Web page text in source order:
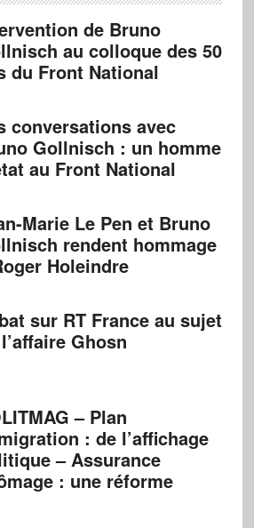
de Bruno
au colloque des 50
du Front National
conversations avec
Gollnisch : un homme
au Front National
Marie Le Pen et Bruno
rendent hommage
Holeindre
sur RT France au sujet
Ghosn
– Plan
: de l’affichage
– Assurance
: une réforme